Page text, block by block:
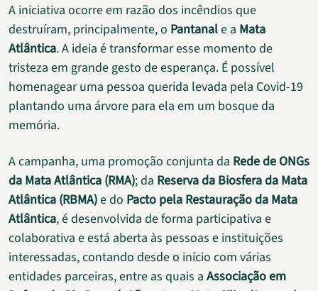
A iniciativa ocorre em razão dos incêndios que
destruíram, principalmente, o Pantanale a Mata
Atlântica. A ideia é transformar esse momento de
tristeza em grande gesto de esperança. É possível
homenagear uma pessoa querida levada pela Covid-19
plantando uma árvore para ela em um bosque da
memória.
A campanha, uma promoção conjunta da Rede de ONGs
da Mata Atlântica (RMA); da Reserva da Biosfera da Mata
Atlântica (RBMA)e do Pacto pela Restauração da Mata
Atlântica, é desenvolvida de forma participativa e
colaborativa e está aberta às pessoas e instituições
interessadas, contando desde o início com várias
entidades parceiras, entre as quais a Associação em